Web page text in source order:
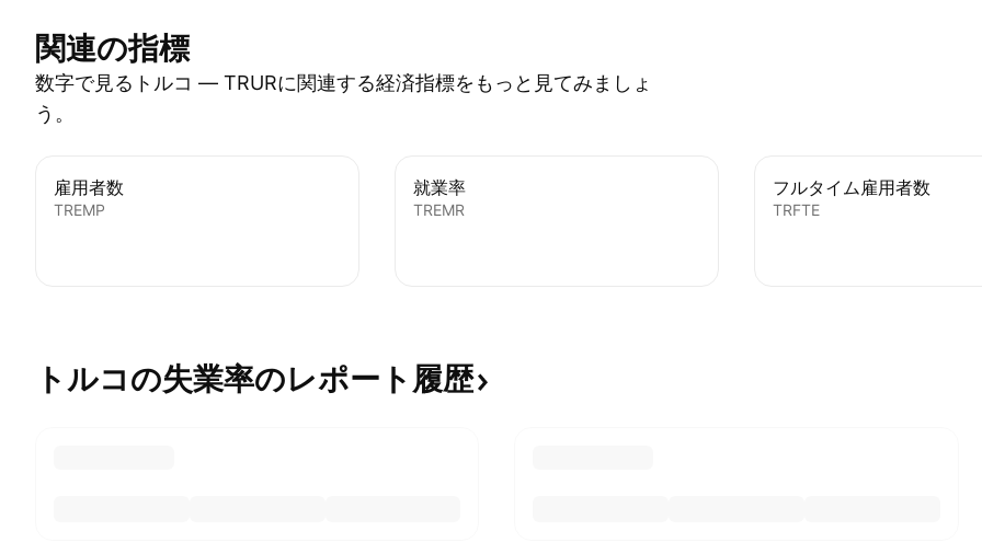
関連の指標
数字で見るトルコ — TRURに関連する経済指標をもっと見てみましょ
う。
雇用者数
TREMP
就業率
TREMR
フルタイム雇用者数
TRFTE
トルコの失業率のレポート履歴